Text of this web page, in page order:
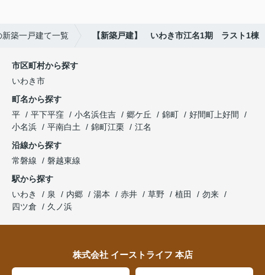
新築一戸建て一覧 【新築戸建】 いわき市江名1期 ラスト1棟
市区町村から探す
いわき市
町名から探す
平
平下平窪 小名浜住吉 郷ケ丘 錦町
好間町上好間
小名浜
平南白土 錦町江栗
江名
沿線から探す
常磐線
磐越東線
駅から探す
いわき
泉 内郷 湯本 赤井 草野 植田
勿来
四ツ倉
久ノ浜
株式会社 イーストライフ 本店